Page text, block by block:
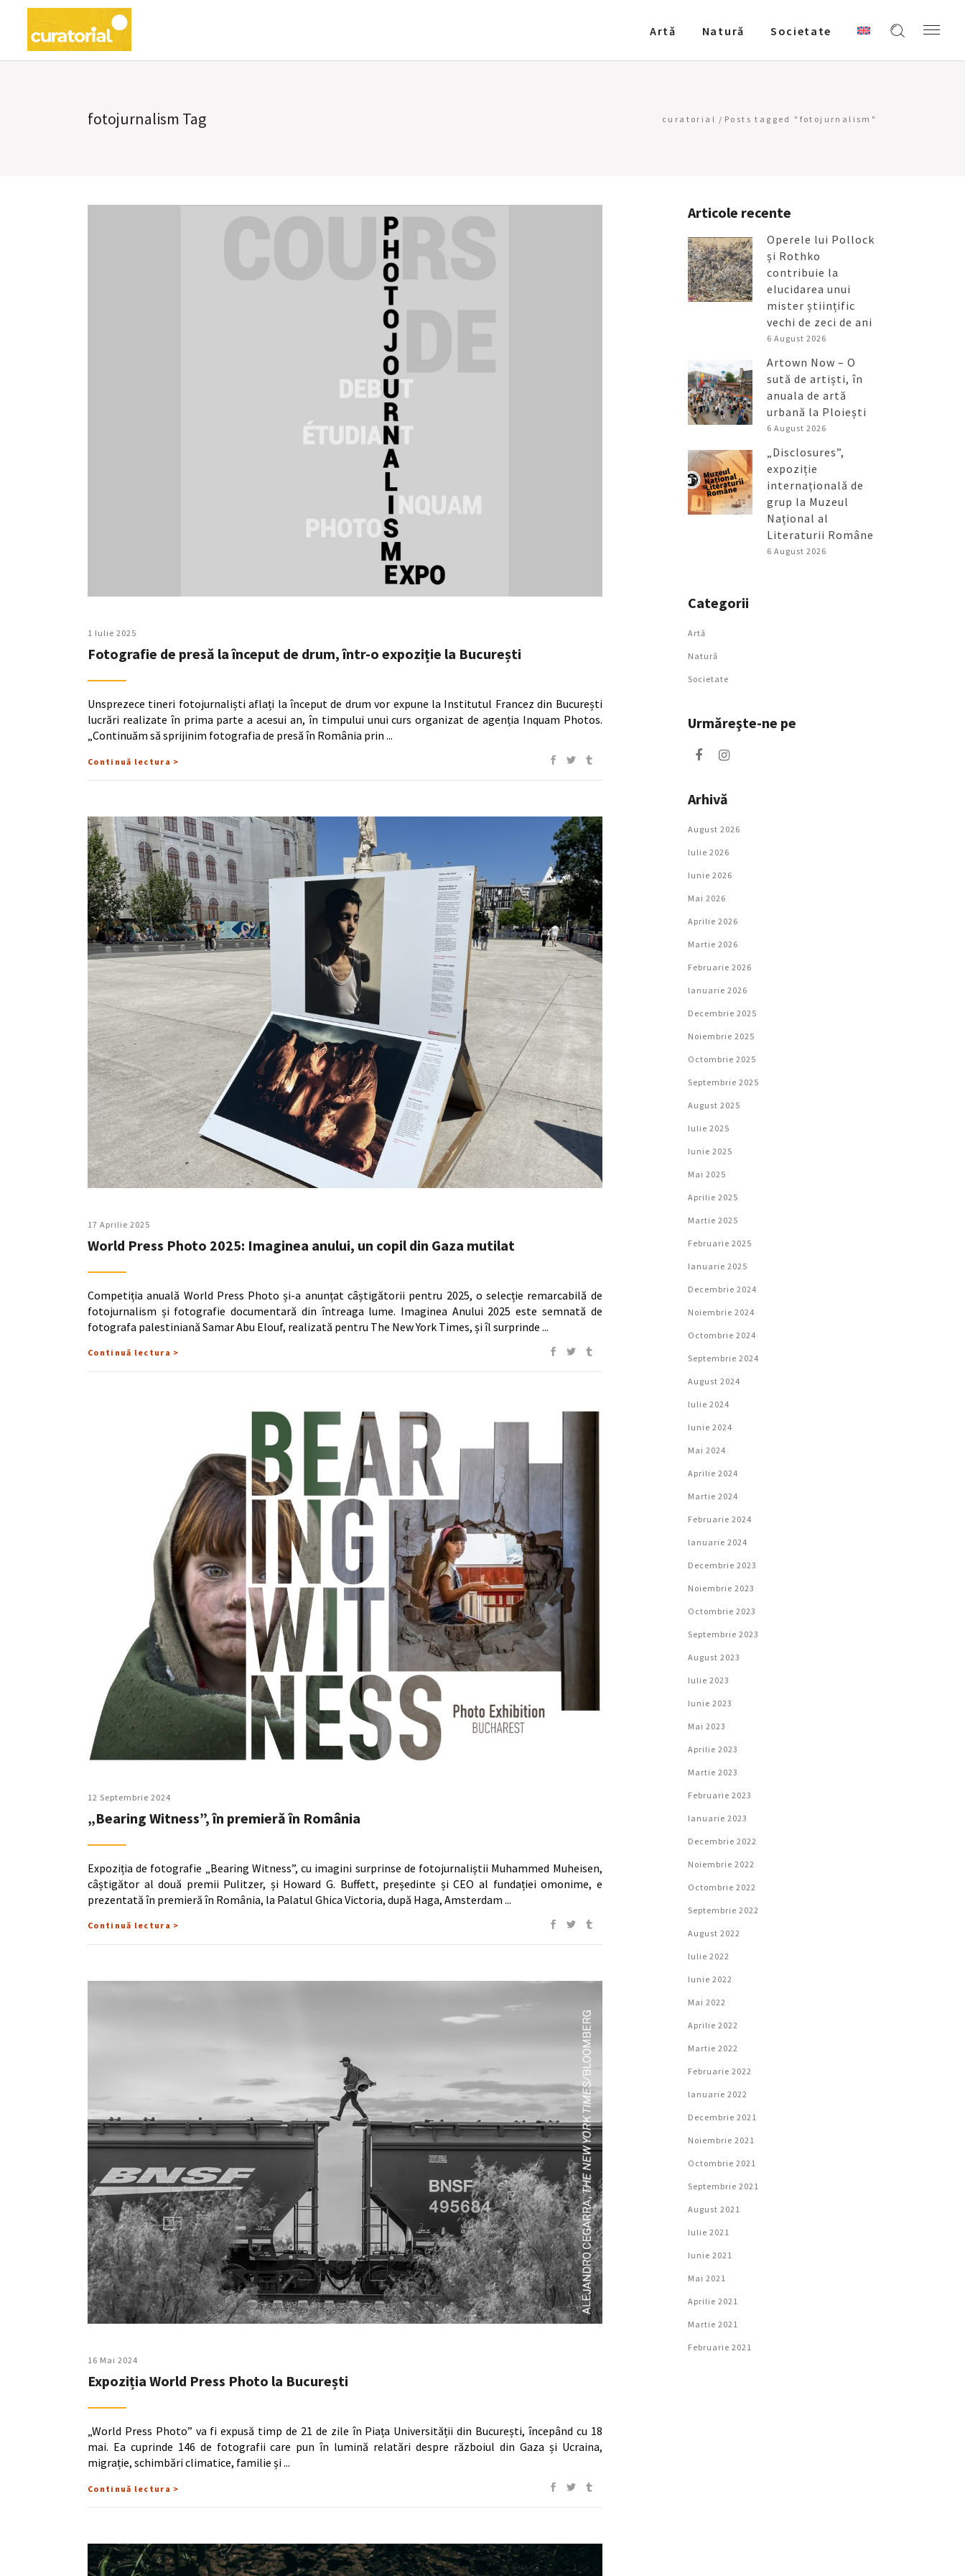
Artǎ Natură Societate
fotojurnalism Tag curatorial / Posts tagged "fotojurnalism"
1 Iulie 2025
Fotografie de presă la început de drum, într-o expoziție la București
Unsprezece tineri fotojurnaliști aflați la început de drum vor expune la Institutul Francez din București
lucrări realizate în prima parte a acesui an, în timpului unui curs organizat de agenția Inquam Photos.
„Continuăm să sprijinim fotografia de presă în România prin
Continuă lectura >
17 Aprilie 2025
World Press Photo 2025: Imaginea anului, un copil din Gaza mutilat
Competiția anuală World Press Photo și-a anunțat câștigătorii pentru 2025, o selecție remarcabilă de
fotojurnalism și fotografie documentară din întreaga lume. Imaginea Anului 2025 este semnată de
fotografa palestiniană Samar Abu Elouf, realizată pentru The New York Times, și îl surprinde
Continuă lectura >
12 Septembrie 2024
„Bearing Witness”, în premieră în România
Expoziția de fotografie „Bearing Witness”, cu imagini surprinse de fotojurnaliștii Muhammed Muheisen,
câștigător al două premii Pulitzer, și Howard G. Buffett, președinte și CEO al fundației omonime, e
prezentată în premieră în România, la Palatul Ghica Victoria, după Haga, Amsterdam
Continuă lectura >
16 Mai 2024
Expoziția World Press Photo la București
„World Press Photo” va fi expusă timp de 21 de zile în Piața Universității din București, începând cu 18
mai. Ea cuprinde 146 de fotografii care pun în lumină relatări despre războiul din Gaza și Ucraina,
migrație, schimbări climatice, familie și
Continuă lectura >
Articole recente
Operele lui Pollock
și Rothko
contribuie la
elucidarea unui
mister științific
vechi de zeci de ani
6 August 2026
Artown Now – O
sută de artiști, în
anuala de artă
urbană la Ploiești
6 August 2026
„Disclosures”,
expoziție
internațională de
grup la Muzeul
Național al
Literaturii Române
6 August 2026
Categorii
Artǎ
Natură
Societate
Urmăreşte-ne pe
Arhivă
August 2026
Iulie 2026
Iunie 2026
Mai 2026
Aprilie 2026
Martie 2026
Februarie 2026
Ianuarie 2026
Decembrie 2025
Noiembrie 2025
Octombrie 2025
Septembrie 2025
August 2025
Iulie 2025
Iunie 2025
Mai 2025
Aprilie 2025
Martie 2025
Februarie 2025
Ianuarie 2025
Decembrie 2024
Noiembrie 2024
Octombrie 2024
Septembrie 2024
August 2024
Iulie 2024
Iunie 2024
Mai 2024
Aprilie 2024
Martie 2024
Februarie 2024
Ianuarie 2024
Decembrie 2023
Noiembrie 2023
Octombrie 2023
Septembrie 2023
August 2023
Iulie 2023
Iunie 2023
Mai 2023
Aprilie 2023
Martie 2023
Februarie 2023
Ianuarie 2023
Decembrie 2022
Noiembrie 2022
Octombrie 2022
Septembrie 2022
August 2022
Iulie 2022
Iunie 2022
Mai 2022
Aprilie 2022
Martie 2022
Februarie 2022
Ianuarie 2022
Decembrie 2021
Noiembrie 2021
Octombrie 2021
Septembrie 2021
August 2021
Iulie 2021
Iunie 2021
Mai 2021
Aprilie 2021
Martie 2021
Februarie 2021